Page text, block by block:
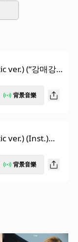
ver.) (“강매강”/
背景音樂
ver.) (Inst.)
背景音樂